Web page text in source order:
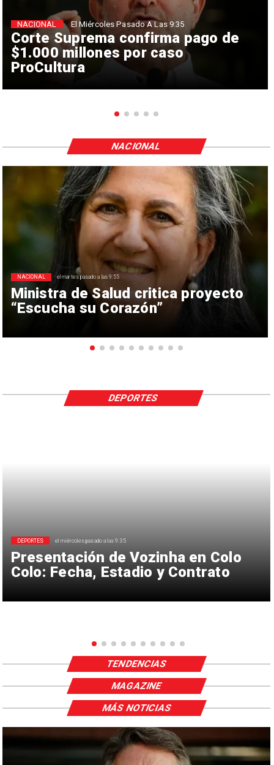
Corte Suprema confirma pago de
$1.000 millones por caso
ProCultura
NACIONAL El Miércoles Pasado A Las 9:35
Ministra de Salud critica proyecto
“Escucha su Corazón”
NACIONAL el martes pasado a las 9:55
NACIONAL
Presentación de Vozinha en Colo
Colo: Fecha, Estadio y Contrato
DEPORTES el miércoles pasado a las 9:35
DEPORTES
TENDENCIAS
MAGAZINE
MÁS NOTICIAS